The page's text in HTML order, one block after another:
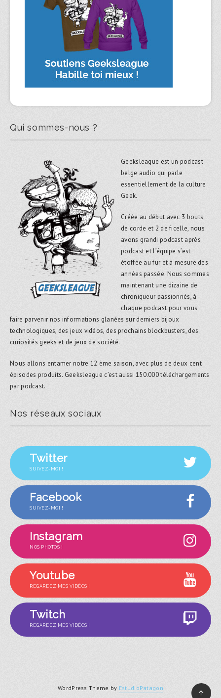
Qui sommes-nous ?
Geeksleague est un podcast
belge audio qui parle
essentiellement de la culture
Geek.
Créée au début avec 3 bouts
de corde et 2 de ficelle, nous
avons grandi podcast après
podcast et l’équipe s’est
étoffée au fur et à mesure des
années passée. Nous sommes
maintenant une dizaine de
chroniqueur passionnés, à
chaque podcast pour vous
faire parvenir nos informations glanées sur derniers bijoux
technologiques, des jeux vidéos, des prochains blockbusters, des
curiosités geeks et de jeux de société.
Nous allons entamer notre 12 ème saison, avec plus de deux cent
épisodes produits. Geeksleague c’est aussi 150.000 téléchargements
par podcast.
Nos réseaux sociaux
Twitter
SUIVEZ-MOI !
Facebook
SUIVEZ-MOI !
Instagram
NOS PHOTOS !
Youtube
REGARDEZ MES VIDÉOS !
Twitch
REGARDEZ MES VIDÉOS !
WordPress Theme by EstudioPatagon